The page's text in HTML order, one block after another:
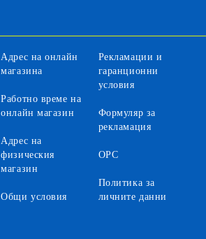
Адрес на онлайн
магазина
Работно време на
онлайн магазин
Адрес на
физическия
магазин
Общи условия
Рекламации и
гаранционни
условия
Формуляр за
рекламация
ОРС
Политика за
личните данни